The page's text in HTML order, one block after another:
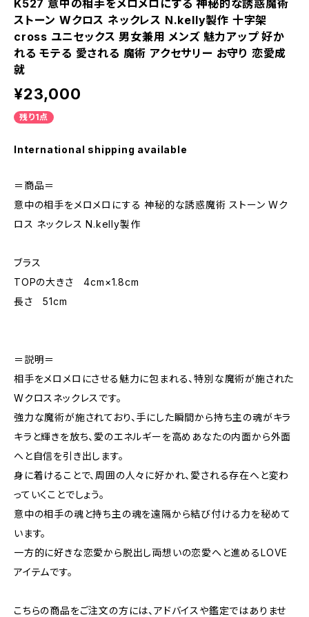
K527 意中の相手をメロメロにする 神秘的な誘惑魔術
ストーン Wクロス ネックレス N.kelly製作 十字架
cross ユニセックス 男女兼用 メンズ 魅力アップ 好か
れる モテる 愛される 魔術 アクセサリー お守り 恋愛成
就
¥23,000
残り1点
International shipping available
＝商品＝
意中の相手をメロメロにする 神秘的な誘惑魔術 ストーン Wク
ロス ネックレス N.kelly製作
ブラス
TOPの大きさ 4cm×1.8cm
長さ 51cm
＝説明＝
相手をメロメロにさせる魅力に包まれる、特別な魔術が施された
Wクロスネックレスです。
強力な魔術が施されており、手にした瞬間から持ち主の魂がキラ
キラと輝きを放ち、愛のエネルギーを高めあなたの内面から外面
へと自信を引き出します。
身に着けることで、周囲の人々に好かれ、愛される存在へと変わ
っていくことでしょう。
意中の相手の魂と持ち主の魂を遠隔から結び付ける力を秘めて
います。
一方的に好きな恋愛から脱出し両想いの恋愛へと進めるLOVE
アイテムです。
こちらの商品をご注文の方には、アドバイスや鑑定ではありませ